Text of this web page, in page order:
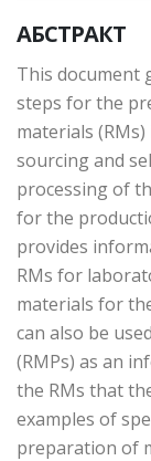
АБСТРАКТ
This document
steps for the
materials
sourcing and
processing of
for the
provides
RMs for
materials for
can also be
(RMPs) as an
the RMs that
examples of
preparation of